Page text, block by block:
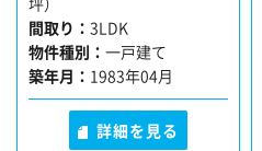
間取り
3LDK
物件種別
一戸建て
築年月
1983年04月
詳細を見る